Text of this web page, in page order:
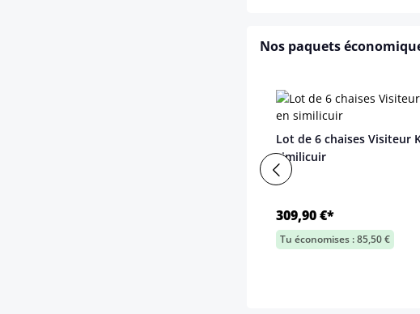
Nos paquets
Lot de 6 chaises Visiteur
similicuir
309,90 €*
Tu économises : 85,50 €